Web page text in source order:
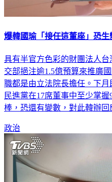
爆韓國瑜「接任這董座」恐
具有半官方色彩的財團法人
交部挹注逾1.5億預算來推廣
職都是由立法院長擔任。下
民進黨在17席董事中至少掌
棒，恐還有變數，對此韓辦回
政治